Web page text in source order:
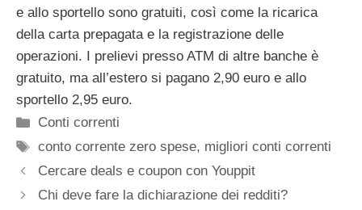
e allo sportello sono gratuiti, così come la ricarica
della carta prepagata e la registrazione delle
operazioni. I prelievi presso ATM di altre banche è
gratuito, ma all’estero si pagano 2,90 euro e allo
sportello 2,95 euro.
Categorie
Conti correnti
Tag
conto corrente zero spese, migliori conti correnti
Cercare deals e coupon con Youppit
Chi deve fare la dichiarazione dei redditi?